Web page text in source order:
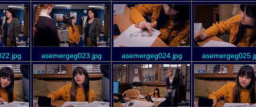
asemergeg023.jpg asemergeg024.jpg